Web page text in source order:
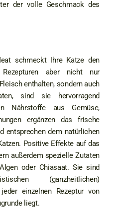
der volle Geschmack des
schmeckt Ihre Katze den
aber nicht nur
enthalten, sondern auch
sind sie hervorragend
Nährstoffe aus Gemüse,
ergänzen das frische
entsprechen dem natürlichen
Positive Effekte auf das
außerdem spezielle Zutaten
oder Chiasaat. Sie sind
(ganzheitlichen)
einzelnen Rezeptur von
liegt.